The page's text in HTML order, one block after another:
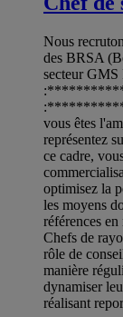
Nous
des BRSA
secteur GMS
vous êtes
représentez
ce cadre,
optimisez la
les moyens
références
Chefs de
rôle de
manière
dynamiser
réalisant